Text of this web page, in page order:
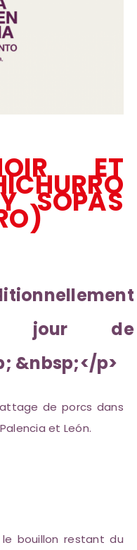
ET
SOPAS
jour de
&nbsp;</p>
de porcs dans
et León.
bouillon restant du